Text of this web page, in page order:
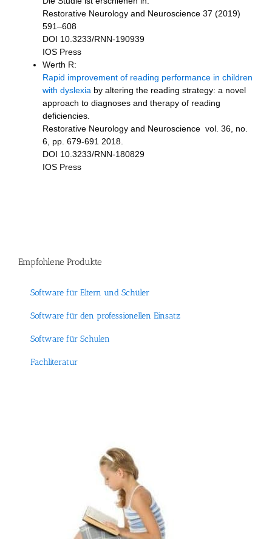
Restorative Neurology and Neuroscience 37 (2019)
591–608
DOI 10.3233/RNN-190939
IOS Press
Werth R:
Rapid improvement of reading performance in children
with dyslexia by altering the reading strategy: a novel
approach to diagnoses and therapy of reading
deficiencies.
Restorative Neurology and Neuroscience vol. 36, no.
6, pp. 679-691 2018.
DOI 10.3233/RNN-180829
IOS Press
Empfohlene Produkte
Software für Eltern und Schüler
Software für den professionellen Einsatz
Software für Schulen
Fachliteratur